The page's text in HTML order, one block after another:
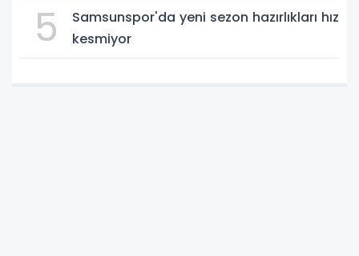
5
Samsunspor'da yeni sezon hazırlıkları hız
kesmiyor